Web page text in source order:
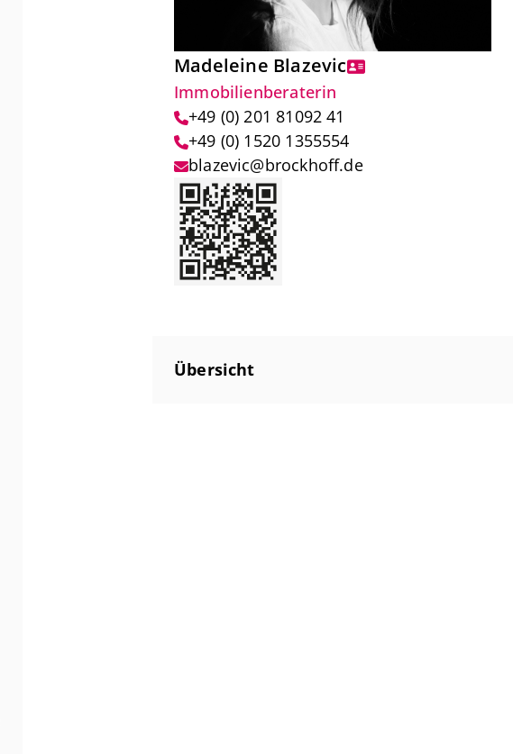
Madeleine Blazevic
Immobilienberaterin
+49 (0) 201 81092 41
+49 (0) 1520 1355554
blazevic@brockhoff.de
Übersicht